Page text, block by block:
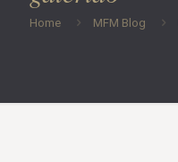
Home MFM Blog